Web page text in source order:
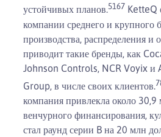
устойчивых планов.5167 KetteQ
компании среднего и крупного
производства, распределения и
приводит такие бренды, как
Johnson Controls, NCR Voyix
Group, в числе своих клиентов.7
компания привлекла около 30,9
венчурного финансирования,
стал раунд серии B на 20 млн